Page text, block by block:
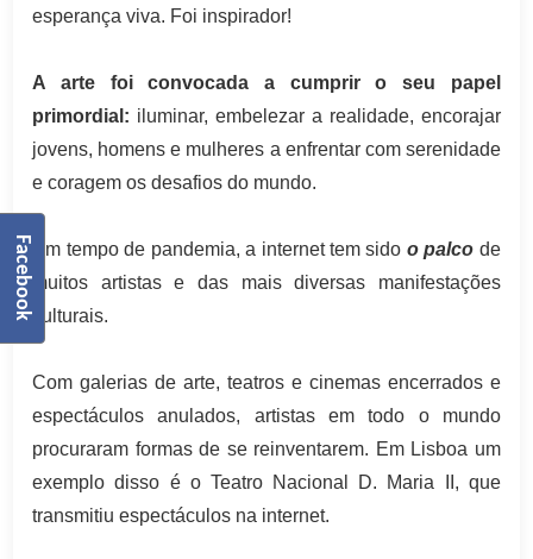
esperança viva. Foi inspirador!
A arte foi convocada a cumprir o seu papel
primordial: iluminar, embelezar a realidade, encorajar
jovens, homens e mulheres a enfrentar com serenidade
e coragem os desafios do mundo.
Em tempo de pandemia, a internet tem sido o palco de
muitos artistas e das mais diversas manifestações
culturais.
Com galerias de arte, teatros e cinemas encerrados e
espectáculos anulados, artistas em todo o mundo
procuraram formas de se reinventarem. Em Lisboa um
exemplo disso é o Teatro Nacional D. Maria II, que
transmitiu espectáculos na internet.
Facebook